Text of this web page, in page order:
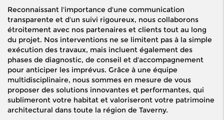
Reconnaissant l'importance d'une communication
transparente et d'un suivi rigoureux, nous collaborons
étroitement avec nos partenaires et clients tout au long
du projet. Nos interventions ne se limitent pas à la simple
exécution des travaux, mais incluent également des
phases de diagnostic, de conseil et d'accompagnement
pour anticiper les imprévus. Grâce à une équipe
multidisciplinaire, nous sommes en mesure de vous
proposer des solutions innovantes et performantes, qui
sublimeront votre habitat et valoriseront votre patrimoine
architectural dans toute la région de Taverny.